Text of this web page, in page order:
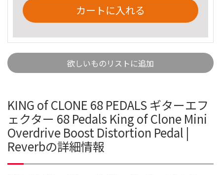
カートに入れる
欲しいものリストに追加
KING of CLONE 68 PEDALS ギターエフ
ェクター 68 Pedals King of Clone Mini
Overdrive Boost Distortion Pedal |
Reverbの詳細情報